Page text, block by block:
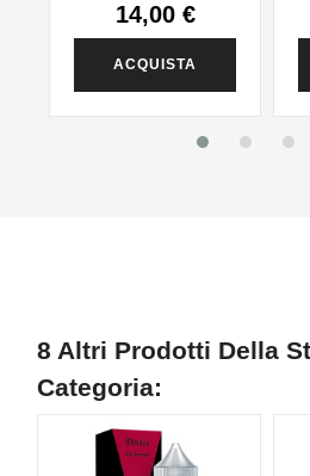
14,00 €
ACQUISTA
8 Altri Prodotti Della
Categoria: